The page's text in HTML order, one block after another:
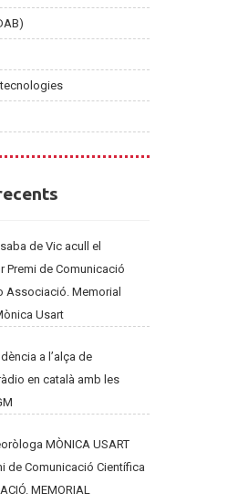
de Vic acull el
Premi de Comunicació
Associació. Memorial
Usart
a l’alça de
en català amb les
MÒNICA USART
de Comunicació Científica
MEMORIAL